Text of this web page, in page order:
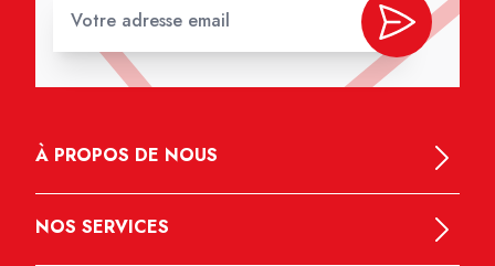
À PROPOS DE NOUS
NOS SERVICES